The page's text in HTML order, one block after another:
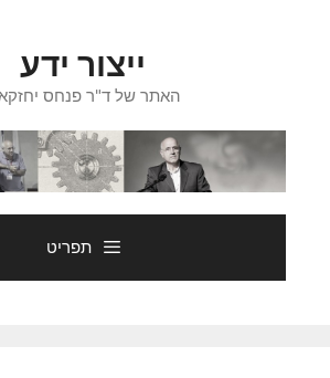
ייצור ידע
האתר של ד"ר פנחס
תפריט